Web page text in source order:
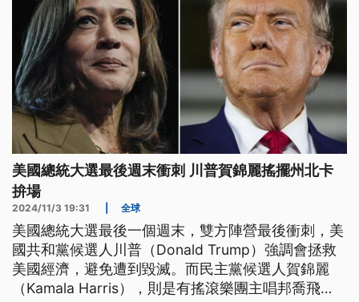
美國總統大選最後週末衝刺 川普賀錦麗搖擺州北卡
拚場
2024/11/3 19:31 全球
美國總統大選最後一個週末，雙方陣營最後衝刺，美
國共和黨候選人川普（Donald Trump）強調會拯救
美國經濟，避免遭到毀滅。而民主黨候選人賀錦麗
（Kamala Harris），則是有搖滾樂團主唱邦喬飛